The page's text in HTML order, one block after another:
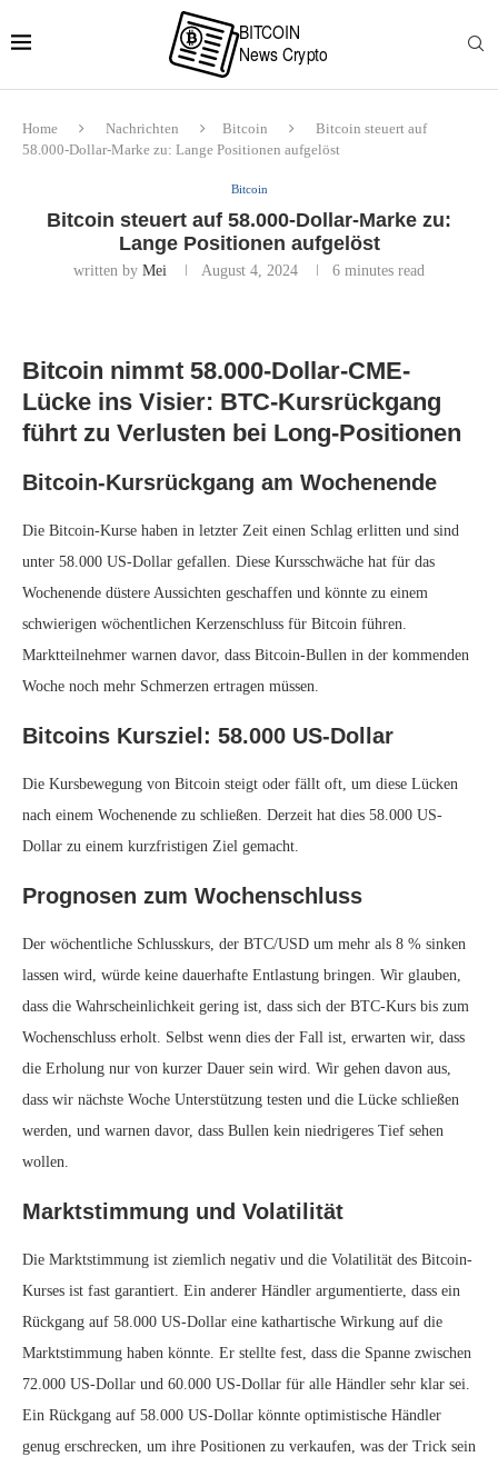
Home Nachrichten Bitcoin
Bitcoin steuert auf
58.000-Dollar-Marke zu: Lange Positionen aufgelöst
Bitcoin
Bitcoin steuert auf 58.000-Dollar-Marke zu:
Lange Positionen aufgelöst
written by Mei August 4, 2024 6 minutes read
Bitcoin nimmt 58.000-Dollar-CME-
Lücke ins Visier: BTC-Kursrückgang
führt zu Verlusten bei Long-Positionen
Bitcoin-Kursrückgang am Wochenende
Die Bitcoin-Kurse haben in letzter Zeit einen Schlag erlitten und sind
unter 58.000 US-Dollar gefallen. Diese Kursschwäche hat für das
Wochenende düstere Aussichten geschaffen und könnte zu einem
schwierigen wöchentlichen Kerzenschluss für Bitcoin führen.
Marktteilnehmer warnen davor, dass Bitcoin-Bullen in der kommenden
Woche noch mehr Schmerzen ertragen müssen.
Bitcoins Kursziel: 58.000 US-Dollar
Die Kursbewegung von Bitcoin steigt oder fällt oft, um diese Lücken
nach einem Wochenende zu schließen. Derzeit hat dies 58.000 US-
Dollar zu einem kurzfristigen Ziel gemacht.
Prognosen zum Wochenschluss
Der wöchentliche Schlusskurs, der BTC/USD um mehr als 8 % sinken
lassen wird, würde keine dauerhafte Entlastung bringen. Wir glauben,
dass die Wahrscheinlichkeit gering ist, dass sich der BTC-Kurs bis zum
Wochenschluss erholt. Selbst wenn dies der Fall ist, erwarten wir, dass
die Erholung nur von kurzer Dauer sein wird. Wir gehen davon aus,
dass wir nächste Woche Unterstützung testen und die Lücke schließen
werden, und warnen davor, dass Bullen kein niedrigeres Tief sehen
wollen.
Marktstimmung und Volatilität
Die Marktstimmung ist ziemlich negativ und die Volatilität des Bitcoin-
Kurses ist fast garantiert. Ein anderer Händler argumentierte, dass ein
Rückgang auf 58.000 US-Dollar eine kathartische Wirkung auf die
Marktstimmung haben könnte. Er stellte fest, dass die Spanne zwischen
72.000 US-Dollar und 60.000 US-Dollar für alle Händler sehr klar sei.
Ein Rückgang auf 58.000 US-Dollar könnte optimistische Händler
genug erschrecken, um ihre Positionen zu verkaufen, was der Trick sein